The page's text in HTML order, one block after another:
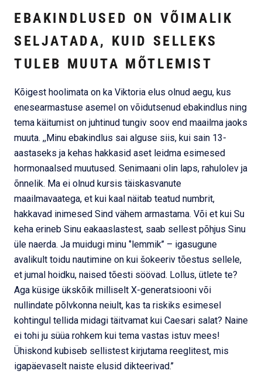
EBAKINDLUSED ON VÕIMALIK
SELJATADA, KUID SELLEKS
TULEB MUUTA MÕTLEMIST
Kõigest hoolimata on ka Viktoria elus olnud aegu, kus
enesearmastuse asemel on võidutsenud ebakindlus ning
tema käitumist on juhtinud tungiv soov end maailma jaoks
muuta. ,,Minu ebakindlus sai alguse siis, kui sain 13-
aastaseks ja kehas hakkasid aset leidma esimesed
hormonaalsed muutused. Senimaani olin laps, rahulolev ja
õnnelik. Ma ei olnud kursis täiskasvanute
maailmavaatega, et kui kaal näitab teatud numbrit,
hakkavad inimesed Sind vähem armastama. Või et kui Su
keha erineb Sinu eakaaslastest, saab sellest põhjus Sinu
üle naerda. Ja muidugi minu ‘’lemmik’’ – igasugune
avalikult toidu nautimine on kui šokeeriv tõestus sellele,
et jumal hoidku, naised tõesti söövad. Lollus, ütlete te?
Aga küsige ükskõik milliselt X-generatsiooni või
nullindate põlvkonna neiult, kas ta riskiks esimesel
kohtingul tellida midagi täitvamat kui Caesari salat? Naine
ei tohi ju süüa rohkem kui tema vastas istuv mees!
Ühiskond kubiseb sellistest kirjutama reeglitest, mis
igapäevaselt naiste elusid dikteerivad.’’